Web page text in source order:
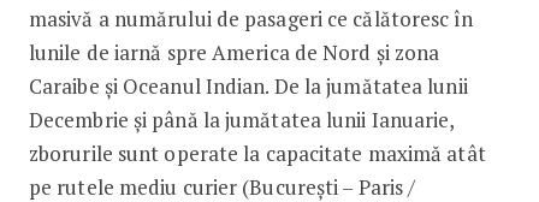
masivă a numărului de pasageri ce călătoresc în
lunile de iarnă spre America de Nord și zona
Caraibe și Oceanul Indian. De la jumătatea lunii
Decembrie și până la jumătatea lunii Ianuarie,
zborurile sunt operate la capacitate maximă atât
pe rutele mediu curier (București – Paris /